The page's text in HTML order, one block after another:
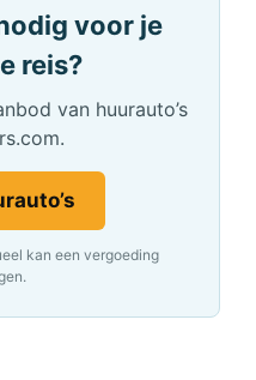
voor je
reis?
van huurauto’s
kan een vergoeding